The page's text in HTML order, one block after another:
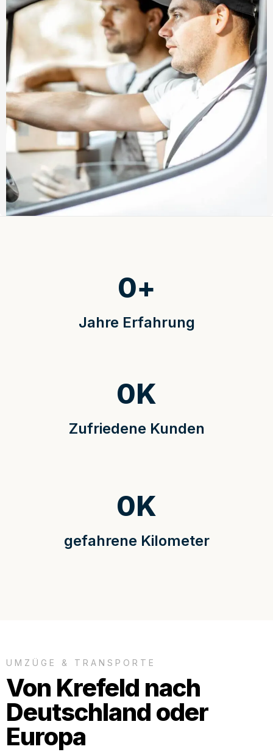
Jahre Erfahrung
0+
Zufriedene Kunden
0K
gefahrene Kilometer
0K
UMZÜGE & TRANSPORTE
Von Krefeld nach
Deutschland oder
Europa